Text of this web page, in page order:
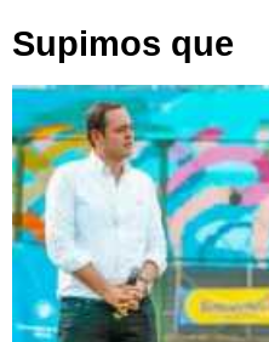
Supimos que